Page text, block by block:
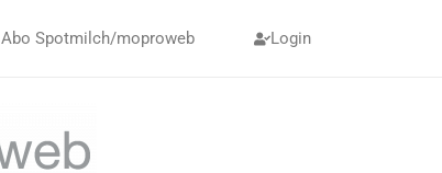
Abo Spotmilch/moproweb Login